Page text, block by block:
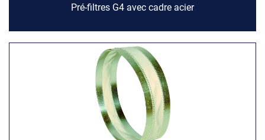
Pré-filtres G4 avec cadre acier